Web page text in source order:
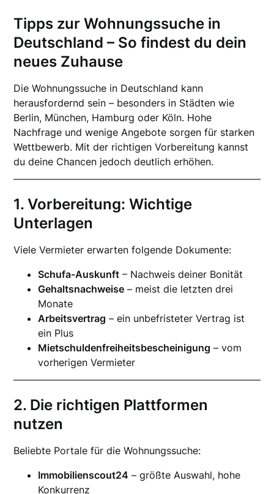
Tipps zur Wohnungssuche in
Deutschland – So findest du dein
neues Zuhause
Die Wohnungssuche in Deutschland kann
herausfordernd sein – besonders in Städten wie
Berlin, München, Hamburg oder Köln. Hohe
Nachfrage und wenige Angebote sorgen für starken
Wettbewerb. Mit der richtigen Vorbereitung kannst
du deine Chancen jedoch deutlich erhöhen.
1. Vorbereitung: Wichtige
Unterlagen
Viele Vermieter erwarten folgende Dokumente:
Schufa-Auskunft – Nachweis deiner Bonität
Gehaltsnachweise – meist die letzten drei
Monate
Arbeitsvertrag – ein unbefristeter Vertrag ist
ein Plus
Mietschuldenfreiheitsbescheinigung – vom
vorherigen Vermieter
2. Die richtigen Plattformen
nutzen
Beliebte Portale für die Wohnungssuche:
Immobilienscout24 – größte Auswahl, hohe
Konkurrenz